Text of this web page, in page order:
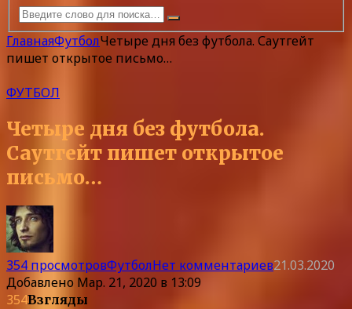
ГлавнаяФутболЧетыре дня без футбола. Саутгейт
пишет открытое письмо…
ФУТБОЛ
Четыре дня без футбола.
Саутгейт пишет открытое
письмо…
354 просмотровФутболНет комментариев21.03.2020
Добавлено Мар. 21, 2020 в 13:09
354Взгляды